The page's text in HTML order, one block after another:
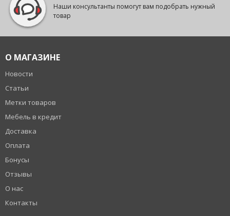
Наши консультанты помогут вам подобрать нужный
товар
О МАГАЗИНЕ
Новости
Статьи
Метки товаров
Мебель в кредит
Доставка
Оплата
Бонусы
Отзывы
О нас
Контакты